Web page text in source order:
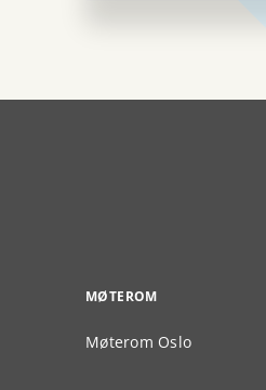
MØTEROM
Møterom Oslo